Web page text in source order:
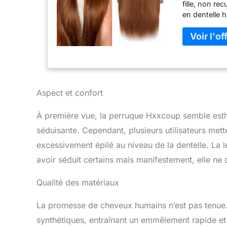
fille, non
en dentelle
dentelle
réglables.
personnel
très
la bonne
pour le
cadeaux à
réglables
Aspect et confort
À première vue, la perruque Hxxcoup semble
séduisante. Cependant, plusieurs utilisateurs
excessivement épilé au niveau de la dentelle.
avoir séduit certains mais manifestement, elle
Qualité des matériaux
La promesse de cheveux humains n’est pas
synthétiques, entraînant un emmêlement rapide